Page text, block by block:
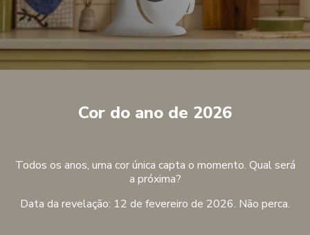
Cor do ano de 2026
Todos os anos, uma cor única capta o momento. Qual será
a próxima?
Data da revelação: 12 de fevereiro de 2026. Não perca.